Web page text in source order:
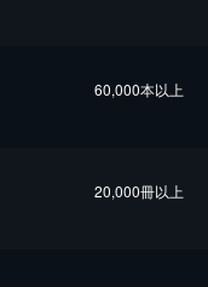
60,000本以上
20,000冊以上